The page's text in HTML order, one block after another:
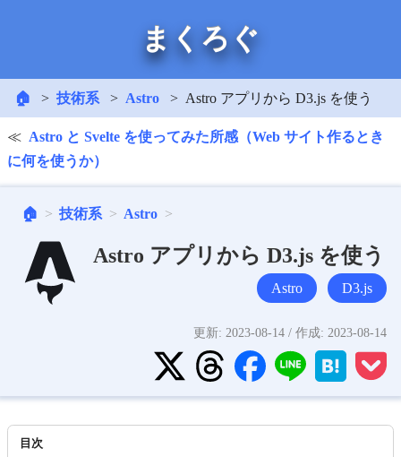
まくろぐ
🏠 技術系 Astro Astro アプリから D3.js を使う
Astro と Svelte を使ってみた所感（Web サイト作るとき
に何を使うか）
🏠 技術系 Astro
Astro アプリから D3.js を使う
Astro D3.js
更新: 2023-08-14 / 作成: 2023-08-14